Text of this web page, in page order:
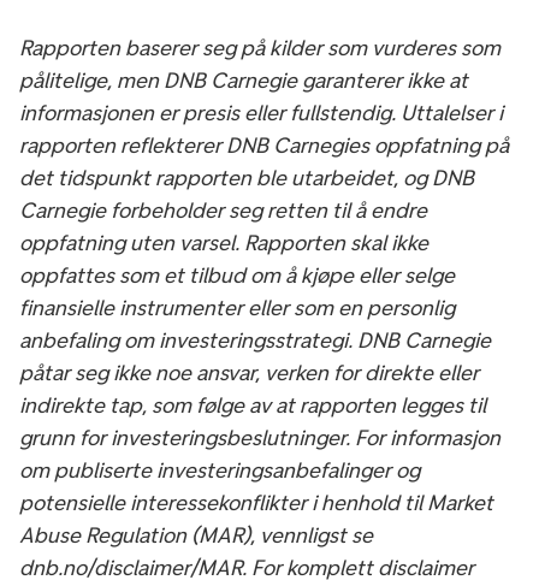
Rapporten baserer seg på kilder som vurderes som
pålitelige, men DNB Carnegie garanterer ikke at
informasjonen er presis eller fullstendig. Uttalelser i
rapporten reflekterer DNB Carnegies oppfatning på
det tidspunkt rapporten ble utarbeidet, og DNB
Carnegie forbeholder seg retten til å endre
oppfatning uten varsel. Rapporten skal ikke
oppfattes som et tilbud om å kjøpe eller selge
finansielle instrumenter eller som en personlig
anbefaling om investeringsstrategi. DNB Carnegie
påtar seg ikke noe ansvar, verken for direkte eller
indirekte tap, som følge av at rapporten legges til
grunn for investeringsbeslutninger. For informasjon
om publiserte investeringsanbefalinger og
potensielle interessekonflikter i henhold til Market
Abuse Regulation (MAR), vennligst se
dnb.no/disclaimer/MAR. For komplett disclaimer